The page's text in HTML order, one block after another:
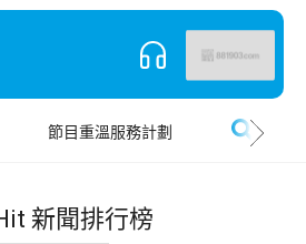
節目重溫服務計劃
新聞排行榜